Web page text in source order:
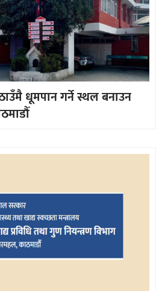
धूमपान गर्ने स्थल बनाउन